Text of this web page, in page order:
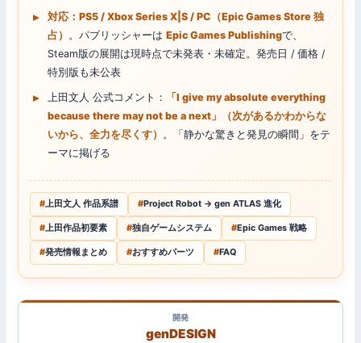
対応：PS5 / Xbox Series X|S / PC（Epic Games Store 独
占） 。パブリッシャーはEpic Games Publishingで、
Steam版の展開は現時点で未発表・未確定。発売日 / 価格 /
特別版も未公表
上田文人 公式コメント：
「I give my absolute everything
because there may not be a next」（次があるかわからな
いから、全力を尽くす） 。「静かな驚きと発見の瞬間」をテ
ーマに掲げる
上田文人 作品系譜 Project Robot → gen ATLAS 進化
上田作品初要素 独自ゲームシステム Epic Games 戦略
発売情報まとめ おすすめパーツ FAQ
開発
genDESIGN